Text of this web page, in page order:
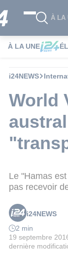
À LA
À LA UNE
i24NEWS
World
Le "Hamas
pas recevoir
i24NEWS
2 min
19 septembre
dernière